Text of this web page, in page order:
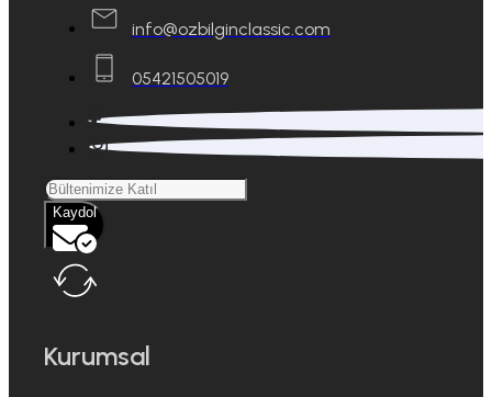
info@ozbilginclassic.com
05421505019
Kaydol
Kurumsal